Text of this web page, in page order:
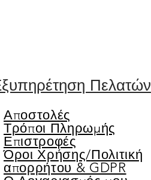
Πελατών
Αποστολές
Τρόποι Πληρωμής
Επιστροφές
Όροι Χρήσης/Πολιτική
απορρήτου & GDPR